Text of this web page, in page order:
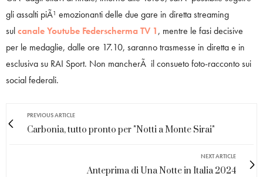
gli assalti piÃ¹ emozionanti delle due gare in diretta streaming
sulcanale Youtube Federscherma TV 1, mentre le fasi decisive
per le medaglie, dalle ore 17.10, saranno trasmesse in diretta e in
esclusiva su RAI Sport. Non mancherÃ il consueto foto-racconto sui
social federali.
PREVIOUS ARTICLE
Carbonia, tutto pronto per "Notti a Monte Sirai"
NEXT ARTICLE
Anteprima di Una Notte in Italia 2024